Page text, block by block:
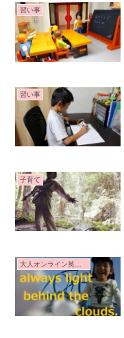
習い事
習い事
子育て
大人オンライン英会話